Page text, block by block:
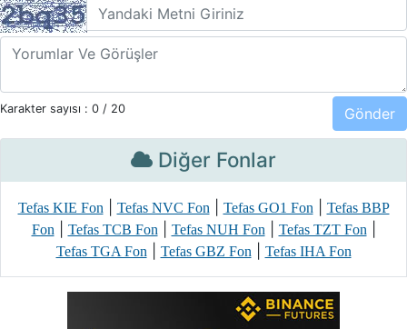
Karakter sayısı : 0 / 20
Diğer Fonlar
Tefas KIE Fon| Tefas NVC Fon| Tefas GO1 Fon|
Tefas BBP
Fon| Tefas TCB Fon| Tefas NUH Fon| Tefas TZT Fon|
Tefas TGA Fon| Tefas GBZ Fon| Tefas IHA Fon